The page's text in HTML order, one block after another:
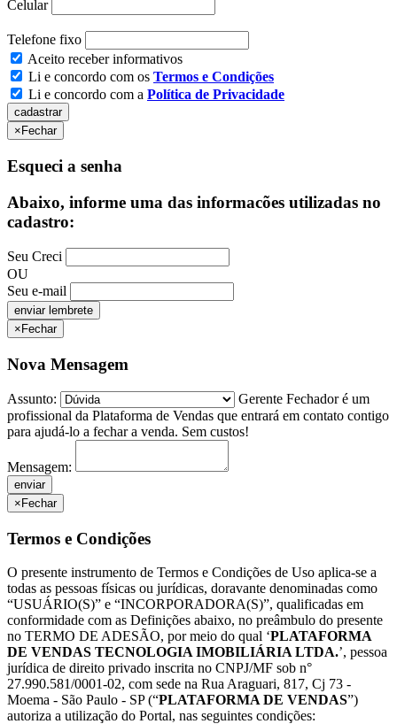
Celular
Telefone fixo
Aceito receber informativos
Li e concordo com os Termos e Condições
Li e concordo com a Política de Privacidade
× Fechar
Esqueci a senha
Abaixo, informe uma das informacões utilizadas no
cadastro:
Seu Creci
OU
Seu e-mail
× Fechar
Nova Mensagem
Assunto:
Gerente Fechador é um
profissional da Plataforma de Vendas que entrará em contato contigo
para ajudá-lo a fechar a venda. Sem custos!
Mensagem:
× Fechar
Termos e Condições
O presente instrumento de Termos e Condições de Uso aplica-se a
todas as pessoas físicas ou jurídicas, doravante denominadas como
“USUÁRIO(S)” e “INCORPORADORA(S)”, qualificadas em
conformidade com as Definições abaixo, no preâmbulo do presente
no TERMO DE ADESÃO, por meio do qual ‘PLATAFORMA
DE VENDAS TECNOLOGIA IMOBILIÁRIA LTDA.’, pessoa
jurídica de direito privado inscrita no CNPJ/MF sob n°
27.990.581/0001-02, com sede na Rua Araguari, 817, Cj 73 -
Moema - São Paulo - SP (“PLATAFORMA DE VENDAS”)
autoriza a utilização do Portal, nas seguintes condições: